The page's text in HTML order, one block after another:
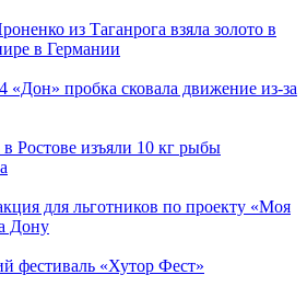
из Таганрога взяла золото в
в Германии
«Дон» пробка сковала движение из-за
Ростове изъяли 10 кг рыбы
для льготников по проекту «Моя
Дону
фестиваль «Хутор Фест»